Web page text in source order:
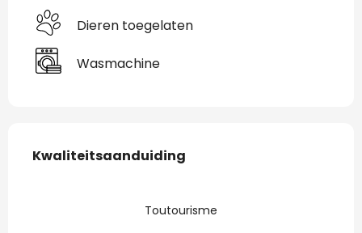
Dieren toegelaten
Wasmachine
Kwaliteitsaanduiding
Kwaliteitsaanduiding
Toutourisme